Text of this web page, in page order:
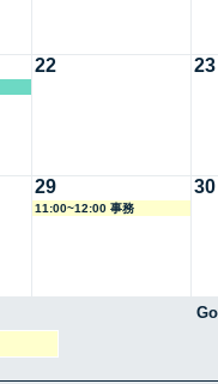
22 23
29
11:00~12:00 事務
30